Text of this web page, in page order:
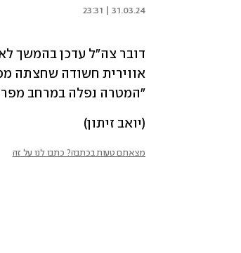
31.03.24 | 23:31
"המטרה נפלה במרחב מפרץ
(יואב זיתון)
מצאתם טעות בכתבה? כתבו לנו על זה